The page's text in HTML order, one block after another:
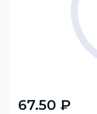
67.50 ₽